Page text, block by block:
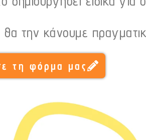
θα την κάνουμε
τη φόρμα μας